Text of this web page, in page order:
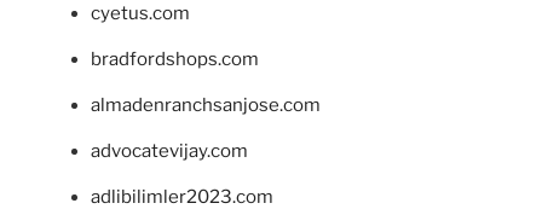
cyetus.com
bradfordshops.com
almadenranchsanjose.com
advocatevijay.com
adlibilimler2023.com